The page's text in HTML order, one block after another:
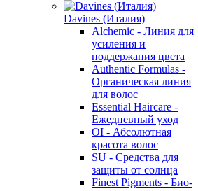
Davines (Италия)
Alchemic - Линия для
усиления и
поддержания цвета
Authentic Formulas -
Органическая линия
для волос
Essential Haircare -
Eжедневный уход
OI - Абсолютная
красота волос
SU - Средства для
защиты от солнца
Finest Pigments - Био-